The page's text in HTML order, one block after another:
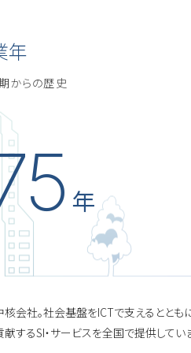
年
からの歴史
年
会社。社会基盤をICTで支えるととも
るSI・サービスを全国で提供してい